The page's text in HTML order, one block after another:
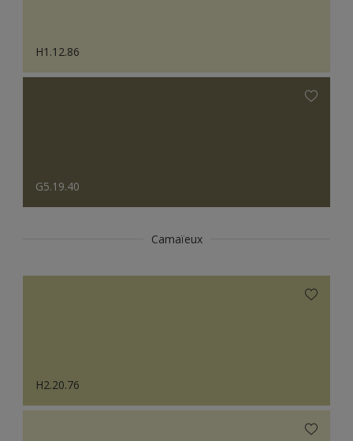
H1.12.86
G5.19.40
Camaïeux
H2.20.76